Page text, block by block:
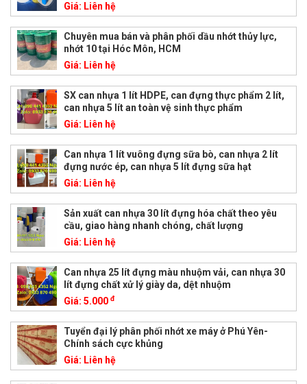
Giá: Liên hệ
Chuyên mua bán và phân phối dầu nhớt thủy lực,
nhớt 10 tại Hóc Môn, HCM
Giá: Liên hệ
SX can nhựa 1 lít HDPE, can đựng thực phẩm 2 lít,
can nhựa 5 lít an toàn vệ sinh thực phẩm
Giá: Liên hệ
Can nhựa 1 lít vuông đựng sữa bò, can nhựa 2 lít
đựng nước ép, can nhựa 5 lít đựng sữa hạt
Giá: Liên hệ
Sản xuất can nhựa 30 lít đựng hóa chất theo yêu
cầu, giao hàng nhanh chóng, chất lượng
Giá: Liên hệ
Can nhựa 25 lít đựng màu nhuộm vải, can nhựa 30
lít đựng chất xử lý giày da, dệt nhuộm
Giá: 5.000 đ
Tuyển đại lý phân phối nhớt xe máy ở Phú Yên-
Chính sách cực khủng
Giá: Liên hệ